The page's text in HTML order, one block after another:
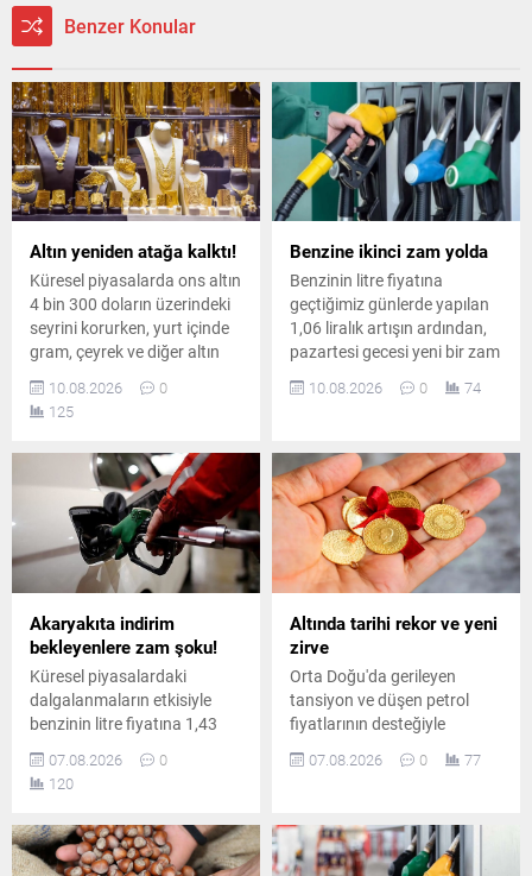
Benzer Konular
Altın yeniden atağa kalktı!
Küresel piyasalarda ons altın
4 bin 300 doların üzerindeki
seyrini korurken, yurt içinde
gram, çeyrek ve diğer altın
türlerinde güncel fiyatlar belli
oldu.10.08.2026
0
125
Benzine ikinci zam yolda
Benzinin litre fiyatına
geçtiğimiz günlerde yapılan
1,06 liralık artışın ardından,
pazartesi gecesi yeni bir zam
daha bekleniyor. Pompa
fiyatı 1,56 lira artacak.
10.08.2026 0 74
Akaryakıta indirim
bekleyenlere zam şoku!
Küresel piyasalardaki
dalgalanmaların etkisiyle
benzinin litre fiyatına 1,43
Mobil Sistemi desteğiyle
sürücülerin deposuna
yansıyacak.
07.08.2026
0
120
Altında tarihi rekor ve yeni
zirve
Orta Doğu'da gerileyen
tansiyon ve düşen petrol
fiyatlarının desteğiyle
kaydeden altın, rekor
6.575 TL'yi gördü.
07.08.2026 0 77